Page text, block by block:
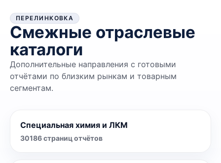
ПЕРЕЛИНКОВКА
Смежные отраслевые
каталоги
Дополнительные направления с готовыми
отчётами по близким рынкам и товарным
сегментам.
Специальная химия и ЛКМ
30186страниц отчётов